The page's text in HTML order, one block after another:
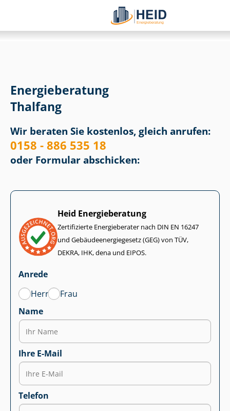
Energieberatung
Thalfang
Wir beraten Sie kostenlos, gleich anrufen:
0158 - 886 535 18
oder Formular abschicken:
Heid Energieberatung
Zertifizierte Energieberater nach DIN EN 16247
und Ge­bäu­de­en­er­gie­ge­setz (GEG) von TÜV,
DEKRA, IHK, dena und EIPOS.
Anrede
Herr
Frau
Name
Ihre E-Mail
Telefon